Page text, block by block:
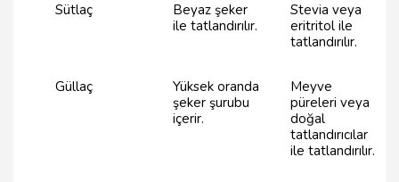
Sütlaç
Beyaz şeker
ile tatlandırılır.
Stevia veya
eritritol ile
tatlandırılır.
Güllaç
Yüksek oranda
şeker şurubu
içerir.
Meyve
püreleri veya
doğal
tatlandırıcılar
ile tatlandırılır.